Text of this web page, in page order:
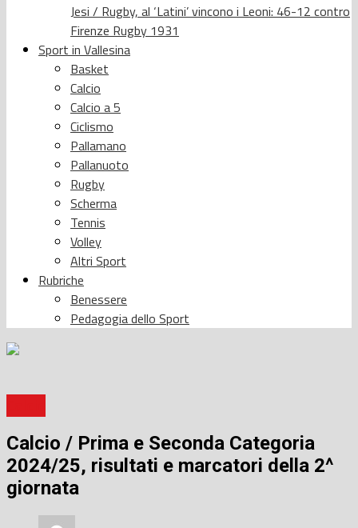
Jesi / Rugby, al ‘Latini’ vincono i Leoni: 46-12 contro
Firenze Rugby 1931
Sport in Vallesina
Basket
Calcio
Calcio a 5
Ciclismo
Pallamano
Pallanuoto
Rugby
Scherma
Tennis
Volley
Altri Sport
Rubriche
Benessere
Pedagogia dello Sport
Calcio / Prima e Seconda Categoria
2024/25, risultati e marcatori della 2^
giornata